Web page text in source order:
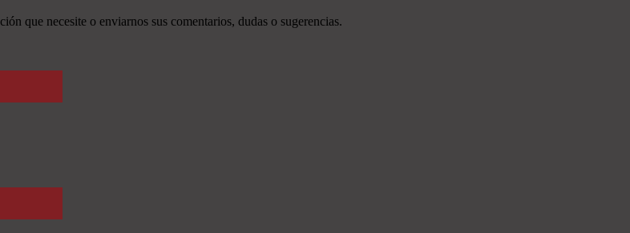
que necesite o enviarnos sus comentarios, dudas o sugerencias.